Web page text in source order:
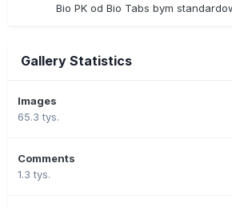
Bio PK od Bio Tabs bym
Gallery Statistics
Images
65.3 tys.
Comments
1.3 tys.